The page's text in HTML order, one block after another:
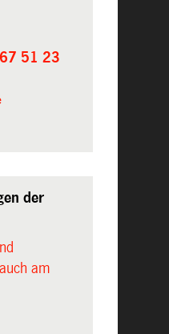
51 23
der
am